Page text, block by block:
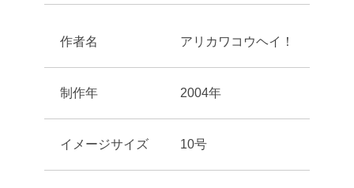
作者名 アリカワコウヘイ！
制作年 2004年
イメージサイズ 10号